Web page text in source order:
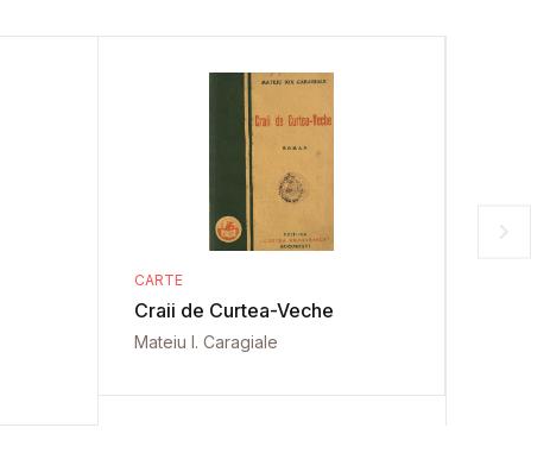
CARTE
Craii de Curtea-Veche
Mateiu I. Caragiale